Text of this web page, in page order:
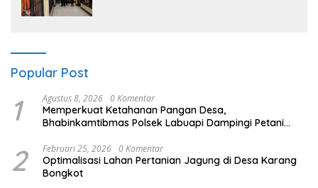
Popular Post
1 Agustus 8, 2026 0 Komentar
Memperkuat Ketahanan Pangan Desa,
Bhabinkamtibmas Polsek Labuapi Dampingi Petani
2 Februari 25, 2026 0 Komentar
Optimalisasi Lahan Pertanian Jagung di Desa Karang
Bongkot